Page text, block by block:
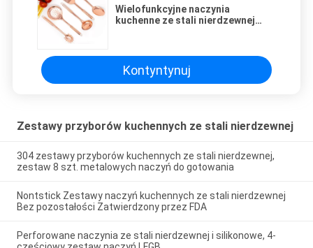
Wielofunkcyjne naczynia
kuchenne ze stali nierdzewnej
Kontyntynuj
Zestawy przyborów kuchennych ze stali nierdzewnej
304 zestawy przyborów kuchennych ze stali nierdzewnej,
zestaw 8 szt. metalowych naczyń do gotowania
Nontstick Zestawy naczyń kuchennych ze stali nierdzewnej
Bez pozostałości Zatwierdzony przez FDA
Perforowane naczynia ze stali nierdzewnej i silikonowe, 4-